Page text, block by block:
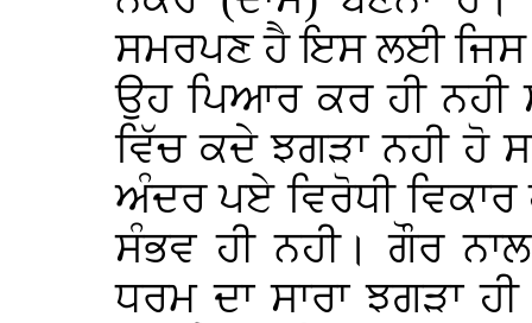
ਸਮਰਪਣ ਹੈ ਇਸ ਲਈ ਜਿਸ
ਉਹ ਪਿਆਰ ਕਰ ਹੀ ਨਹੀ
ਵਿੱਚ ਕਦੇ ਝਗੜਾ ਨਹੀ ਹੋ
ਅੰਦਰ ਪਏ ਵਿਰੋਧੀ
ਸੰਭਵ ਹੀ ਨਹੀ। ਗੌਰ
ਧਰਮ ਦਾ ਸਾਰਾ ਝਗੜਾ